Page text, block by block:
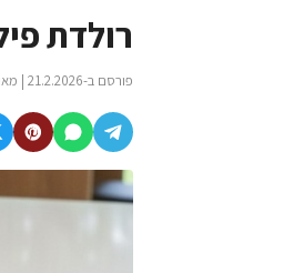
רולדת
פורסם ב-21.2.2026 | מאת: